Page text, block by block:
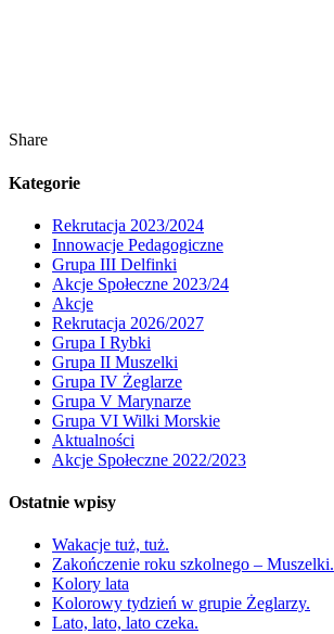
Share
Kategorie
Rekrutacja 2023/2024
Innowacje Pedagogiczne
Grupa III Delfinki
Akcje Społeczne 2023/24
Akcje
Rekrutacja 2026/2027
Grupa I Rybki
Grupa II Muszelki
Grupa IV Żeglarze
Grupa V Marynarze
Grupa VI Wilki Morskie
Aktualności
Akcje Społeczne 2022/2023
Ostatnie wpisy
Wakacje tuż, tuż.
Zakończenie roku szkolnego – Muszelki.
Kolory lata
Kolorowy tydzień w grupie Żeglarzy.
Lato, lato, lato czeka.